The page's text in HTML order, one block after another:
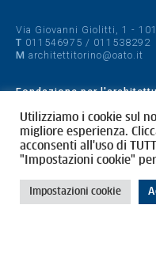
Via Giovanni Giolitti, 1 -
T 011546975 / 011538292
M architettitorino@oato.it
Fondazione per
Designed by quattrolinee.it
Cookie Policy
Privacy Policy
Utilizziamo i cookie sul
migliore esperienza.
acconsenti all'uso di
"Impostazioni cookie"
Impostazioni cookie